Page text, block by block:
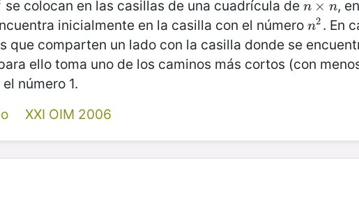
se colocan en las casillas de una cuadrícula de n × n
n×n
,
inicialmente en la casilla con el número n2
n2. En
que comparten un lado con la casilla donde se
ello toma uno de los caminos más cortos (con
número 1.
XXI OIM 2006